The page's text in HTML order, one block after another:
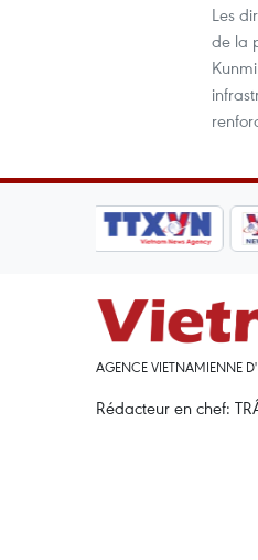
Les
de la
AGENCE VIETNAMIENNE
Rédacteur en chef: